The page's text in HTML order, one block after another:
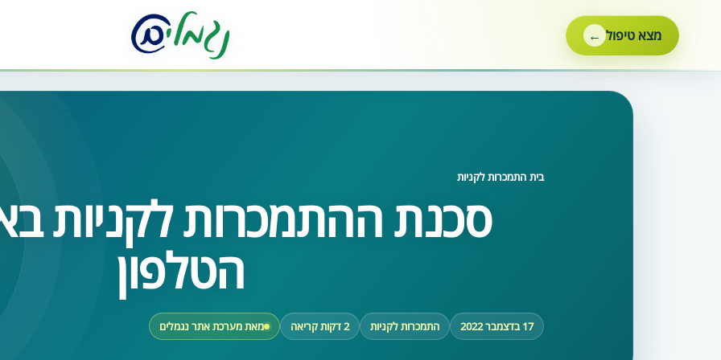
מצא טיפול
בית‹התמכרות לקניות
סכנת ההתמכרות לקניות
הטלפון
17 בדצמבר 2022 התמכרות לקניות 2 דקות קריאה מאת מערכת אתר נגמלים